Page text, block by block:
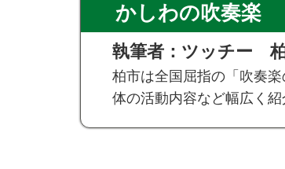
かしわの吹奏楽
執筆者：ツッチー 柏
柏市は全国屈指の「吹奏
体の活動内容など幅広く紹